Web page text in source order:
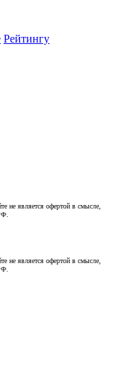
Рейтингу
не является офертой в смысле,
не является офертой в смысле,